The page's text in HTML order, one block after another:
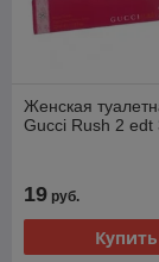
Женская
Gucci Rush 2 edt
19 руб.
Купить